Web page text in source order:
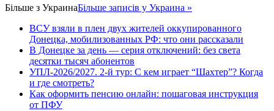
Більше з УкраинаБільше записів у Украина »
ВСУ взяли в плен двух жителей оккупированного
Донецка, мобилизованных РФ: что они рассказали
В Донецке за день — серия отключений: без света
десятки тысяч абонентов
УПЛ-2026/2027. 2-й тур: С кем играет “Шахтер”? Когда
и где смотреть?
Как оформить пенсию онлайн: пошаговая инструкция
от ПФУ